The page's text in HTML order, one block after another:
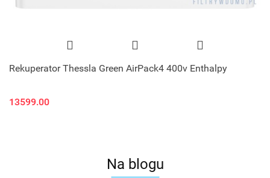
Rekuperator Thessla Green AirPack4 400v Enthalpy
13599.00
Na blogu